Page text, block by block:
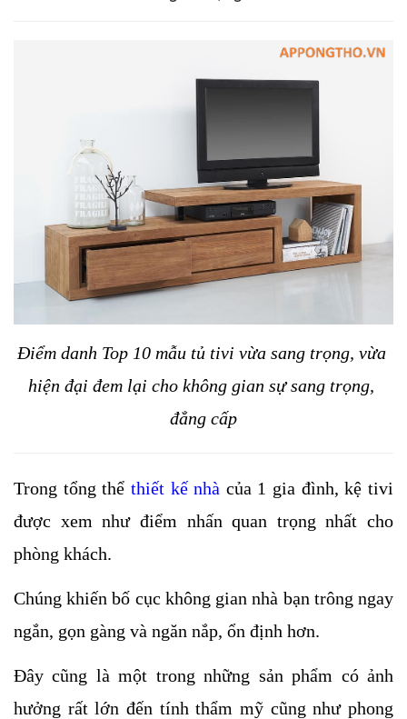
Điểm danh Top 10 mẫu tủ tivi vừa sang trọng, vừa
hiện đại đem lại cho không gian sự sang trọng,
đẳng cấp
Trong tổng thể thiết kế nhà của 1 gia đình, kệ tivi
được xem như điểm nhấn quan trọng nhất cho
phòng khách.
Chúng khiến bố cục không gian nhà bạn trông ngay
ngắn, gọn gàng và ngăn nắp, ổn định hơn.
Đây cũng là một trong những sản phẩm có ảnh
hưởng rất lớn đến tính thẩm mỹ cũng như phong